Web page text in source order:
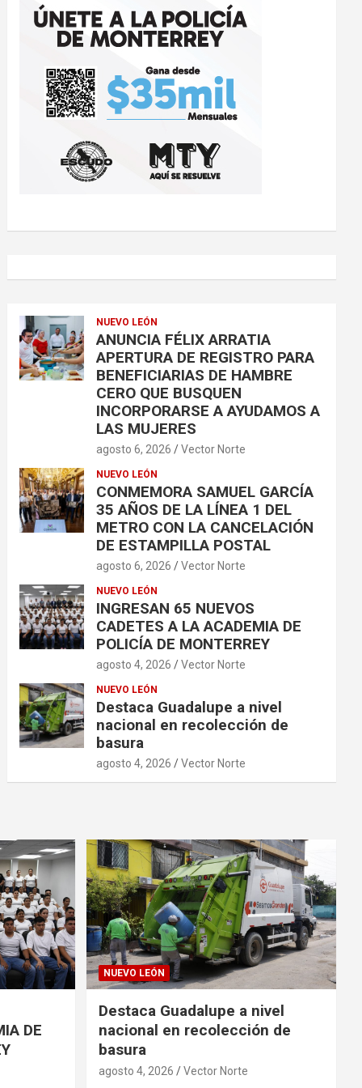
NUEVO LEÓN
ANUNCIA FÉLIX ARRATIA
APERTURA DE REGISTRO PARA
BENEFICIARIAS DE HAMBRE
CERO QUE BUSQUEN
INCORPORARSE A AYUDAMOS A
LAS MUJERES
agosto 6, 2026 Vector Norte
NUEVO LEÓN
CONMEMORA SAMUEL GARCÍA
35 AÑOS DE LA LÍNEA 1 DEL
METRO CON LA CANCELACIÓN
DE ESTAMPILLA POSTAL
agosto 6, 2026 Vector Norte
NUEVO LEÓN
INGRESAN 65 NUEVOS
CADETES A LA ACADEMIA DE
POLICÍA DE MONTERREY
agosto 4, 2026 Vector Norte
NUEVO LEÓN
Destaca Guadalupe a nivel
nacional en recolección de
basura
agosto 4, 2026 Vector Norte
DE
NUEVO LEÓN
Destaca Guadalupe a nivel
nacional en recolección de
basura
agosto 4, 2026 Vector Norte